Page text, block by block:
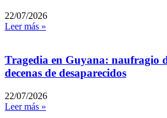
22/07/2026
Leer más »
Tragedia en Guyana: naufragio
decenas de desaparecidos
22/07/2026
Leer más »